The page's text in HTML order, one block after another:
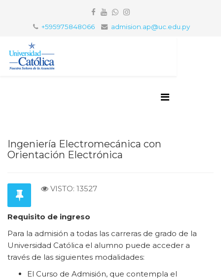
+595975848066 admision.ap@uc.edu.py
Ingeniería Electromecánica con
Orientación Electrónica
VISTO: 13527
Requisito de ingreso
Para la admisión a todas las carreras de grado de la
Universidad Católica el alumno puede acceder a
través de las siguientes modalidades:
El Curso de Admisión, que contempla el